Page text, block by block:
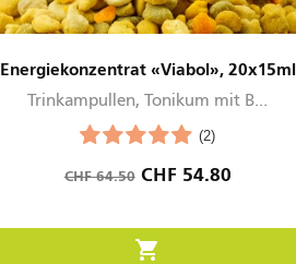
Energiekonzentrat «Viabol», 20x15ml
Trinkampullen, Tonikum mit B...
(2)
Verkaufspreis
CHF 64.50 Preis
CHF 54.80
shopping_cart